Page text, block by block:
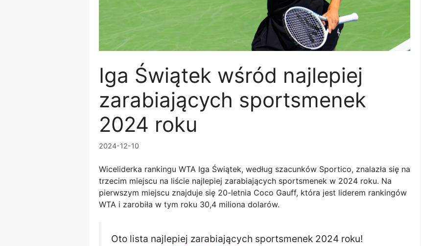
Iga Świątek wśród najlepiej
zarabiających sportsmenek
2024 roku
2024-12-10
Wiceliderka rankingu WTA Iga Świątek, według szacunków Sportico, znalazła się na
trzecim miejscu na liście najlepiej zarabiających sportsmenek w 2024 roku. Na
pierwszym miejscu znajduje się 20-letnia Coco Gauff, która jest liderem rankingów
WTA i zarobiła w tym roku 30,4 miliona dolarów.
Oto lista najlepiej zarabiających sportsmenek 2024 roku!